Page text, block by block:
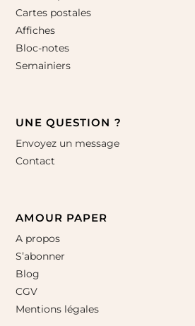
Cartes postales
Affiches
Bloc-notes
Semainiers
UNE QUESTION ?
Envoyez un message
Contact
AMOUR PAPER
A propos
S’abonner
Blog
CGV
Mentions légales